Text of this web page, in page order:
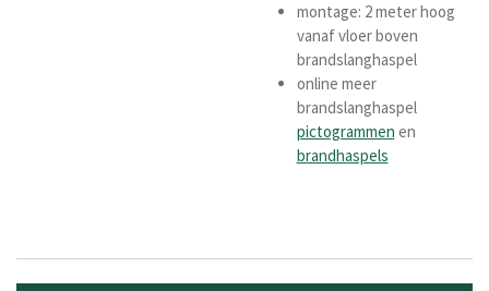
montage: 2 meter hoog
vanaf vloer boven
brandslanghaspel
online meer
brandslanghaspel
pictogrammen en
brandhaspels